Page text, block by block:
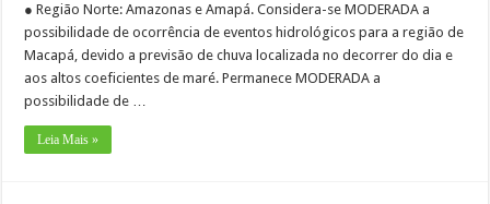
● Região Norte: Amazonas e Amapá. Considera-se MODERADA a
possibilidade de ocorrência de eventos hidrológicos para a região de
Macapá, devido a previsão de chuva localizada no decorrer do dia e
aos altos coeficientes de maré. Permanece MODERADA a
possibilidade de …
Leia Mais »